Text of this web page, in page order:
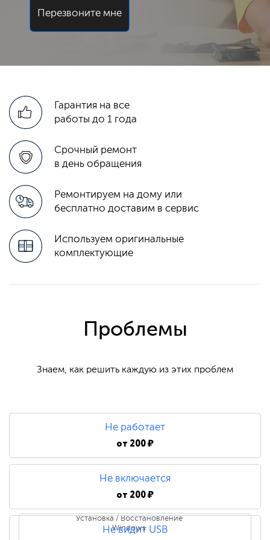
Перезвоните мне
Гарантия на все
работы до 1 года
Срочный ремонт
в день обращения
Ремонтируем на дому или
бесплатно доставим в сервис
Используем оригинальные
комплектующие
Проблемы
Знаем, как решить каждую из этих проблем
Не работает
от 200 ₽
Не включается
от 200 ₽
Установка / Восстановление
Windows
Не видит USB